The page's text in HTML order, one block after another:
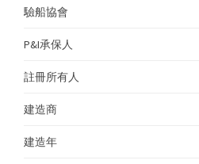
驗船協會
P&I承保人
註冊所有人
建造商
建造年